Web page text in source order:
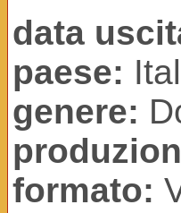
data
paese:
genere:
formato: